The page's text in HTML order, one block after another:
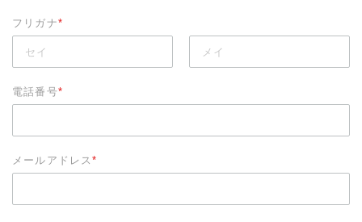
フリガナ*
電話番号*
メールアドレス*